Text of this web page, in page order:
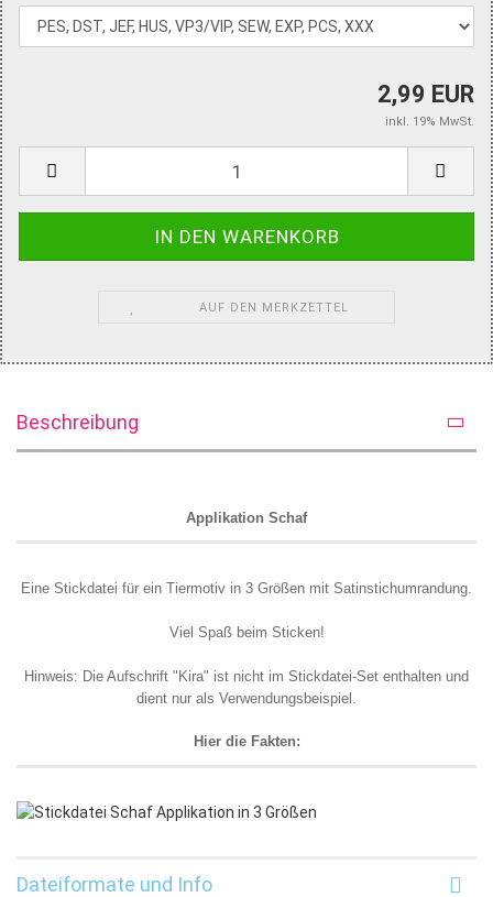
2,99 EUR
inkl. 19% MwSt.
AUF DEN MERKZETTEL
Beschreibung
Applikation Schaf
Eine Stickdatei für ein Tiermotiv in 3 Größen mit Satinstichumrandung.
Viel Spaß beim Sticken!
Hinweis: Die Aufschrift "Kira" ist nicht im Stickdatei-Set enthalten und
dient nur als Verwendungsbeispiel.
Hier die Fakten:
Dateiformate und Info